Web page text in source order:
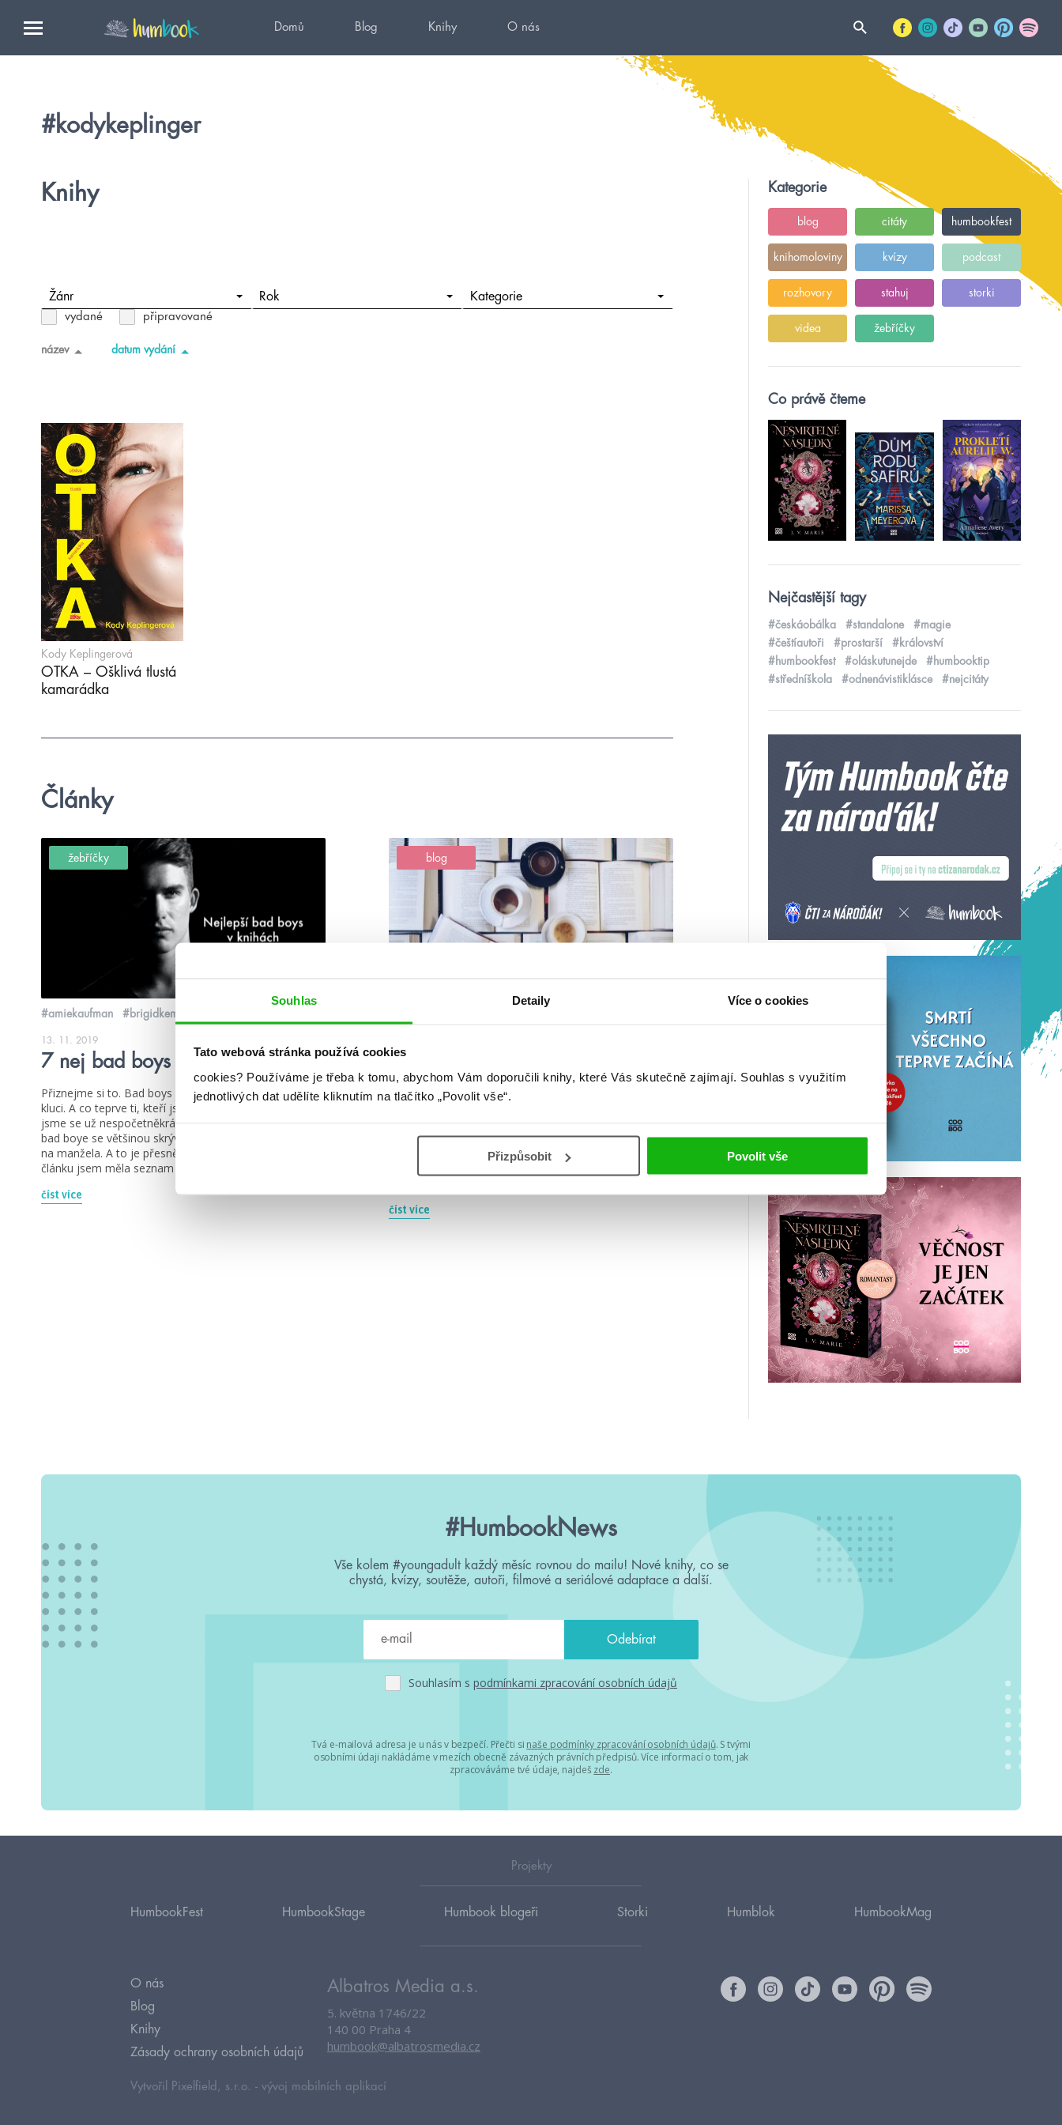
Souhlas Detaily Více o cookies
Tato webová stránka používá cookies
cookies? Používáme je třeba k tomu, abychom Vám doporučili knihy, které Vás skutečně zajímají. Souhlas s využitím
jednotlivých dat udělíte kliknutím na tlačítko „Povolit vše“.
Přizpůsobit Povolit vše
Domů Blog Knihy O nás
#kodykeplinger
Knihy
Žánr Rok Kategorie
vydané připravované
název datum vydání
Kody Keplingerová
OTKA – Ošklivá tlustá
kamarádka
Články
žebříčky
#amiekaufman #brigidkemmerer
13. 11. 2019
7 nej bad boys v knihách
Přiznejme si to. Bad boys jsou prostě lepší, než hodní
kluci. A co teprve ti, kteří jsou hodní jenom pro nás. Jak
jsme se už nespočetněkrát přesvědčili, tak pod slupkou
bad boye se většinou skrývá laskavé srdce a materiál
na manžela. A to je přesně to, co nás láká. Při přípravě
článku jsem měla seznam […]
číst více
blog
Feel good knihy
Začíná zima, období, kdy se ráda zachumlám pod deku
akustická muzika. Ideální stav, při kterém mi nic
nechybí. V takové chvíli vždy ráda sahám po knížkách, u
kterých vím, že mi po dočtení poslední stránky bude
číst více
Kategorie
blog citáty humbookfest
knihomoloviny kvízy podcast
rozhovory stahuj storki
videa žebříčky
Co právě čteme
Nejčastější tagy
#českáobálka #standalone
#magie
#češtíautoři
#prostarší
#království
#humbookfest
#oláskutunejde
#humbooktip
#středníškola
#odnenávistiklásce #nejcitáty
#HumbookNews
Vše kolem #youngadult každý měsíc rovnou do mailu! Nové knihy, co se
chystá, kvízy, soutěže, autoři, filmové a seriálové adaptace a další.
Souhlasím s podmínkami zpracování osobních údajů
Tvá e-mailová adresa je u nás v bezpečí. Přečti si naše podmínky zpracování osobních údajů. S tvými
osobními údaji nakládáme v mezích obecně závazných právních předpisů. Více informací o tom, jak
zpracováváme tvé údaje, najdeš zde.
Projekty
HumbookFest HumbookStage Humbook blogeři Storki Humblok HumbookMag
O nás
Blog
Knihy
Zásady ochrany osobních údajů
Albatros Media a.s.
5. května 1746/22
140 00 Praha 4
humbook@albatrosmedia.cz
Vytvořil Pixelfield, s.r.o. - vývoj mobilních aplikací